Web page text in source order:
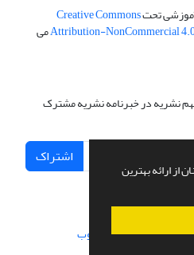
از ارائه بهترین
تحتCreative Commons
Attribution-NonCommercialمی
نشریه در خبرنامه نشریه مشترک
اشتراک
و پیاده سازی از سیناوب